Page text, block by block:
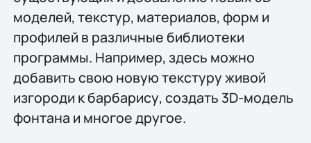
моделей, текстур, материалов, форм и
профилей в различные библиотеки
программы. Например, здесь можно
добавить свою новую текстуру живой
изгороди к барбарису, создать 3D-модель
фонтана и многое другое.